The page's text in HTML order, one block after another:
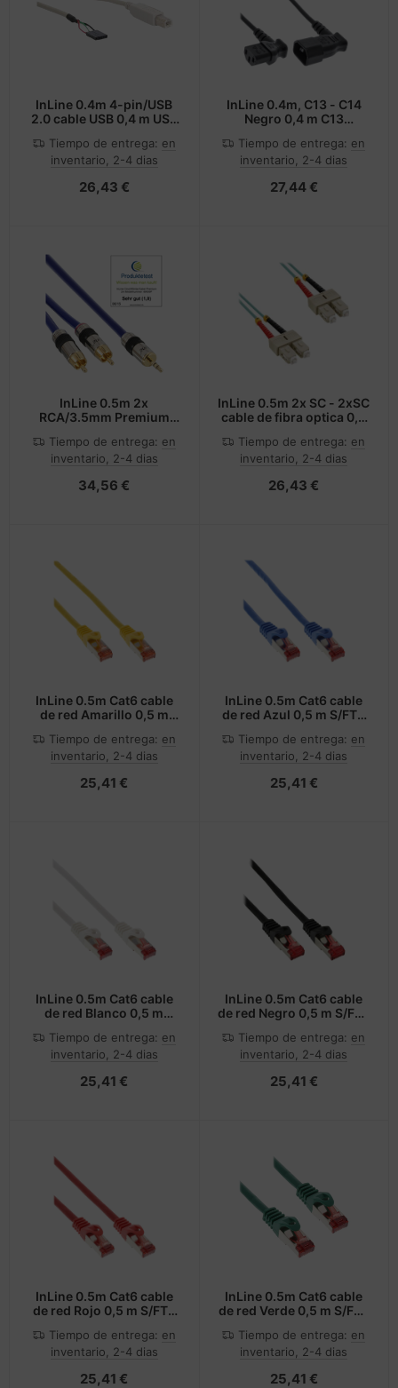
InLine 0.4m 4-pin/USB
2.0 cable USB 0,4 m USB
Tiempo de entrega: en
inventario, 2-4 dias
26,43 €
InLine 0.4m, C13 - C14
Negro 0,4 m C13
Tiempo de entrega: en
inventario, 2-4 dias
27,44 €
InLine 0.5m 2x
RCA/3.5mm Premium
3,5mm Azul
Tiempo de entrega: en
inventario, 2-4 dias
34,56 €
InLine 0.5m 2x SC - 2xSC
cable de fibra optica 0,5
aguamarina
Tiempo de entrega: en
inventario, 2-4 dias
26,43 €
InLine 0.5m Cat6 cable
de red Amarillo 0,5 m
Tiempo de entrega: en
inventario, 2-4 dias
25,41 €
InLine 0.5m Cat6 cable
de red Azul 0,5 m S/FTP
Tiempo de entrega: en
inventario, 2-4 dias
25,41 €
InLine 0.5m Cat6 cable
de red Blanco 0,5 m
Tiempo de entrega: en
inventario, 2-4 dias
25,41 €
InLine 0.5m Cat6 cable
de red Negro 0,5 m S/FTP
Tiempo de entrega: en
inventario, 2-4 dias
25,41 €
InLine 0.5m Cat6 cable
de red Rojo 0,5 m S/FTP
Tiempo de entrega: en
inventario, 2-4 dias
25,41 €
InLine 0.5m Cat6 cable
de red Verde 0,5 m S/FTP
Tiempo de entrega: en
inventario, 2-4 dias
25,41 €